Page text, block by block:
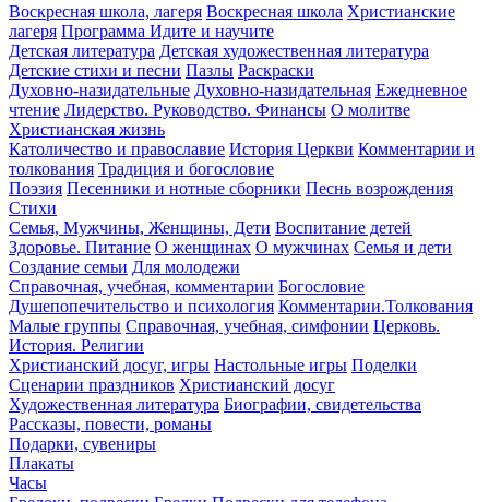
Воскресная школа, лагеря Воскресная школа Христианские
лагеря Программа Идите и научите
Детская литература Детская художественная литература
Детские стихи и песни Пазлы Раскраски
Духовно-назидательные Духовно-назидательная Ежедневное
чтение Лидерство. Руководство. Финансы О молитве
Христианская жизнь
Католичество и православие История Церкви Комментарии и
толкования Традиция и богословие
Поэзия Песенники и нотные сборники Песнь возрождения
Стихи
Семья, Мужчины, Женщины, Дети Воспитание детей
Здоровье. Питание О женщинах О мужчинах Семья и дети
Создание семьи Для молодежи
Справочная, учебная, комментарии Богословие
Душепопечительство и психология Комментарии.Толкования
Малые группы Справочная, учебная, симфонии Церковь.
История. Религии
Христианский досуг, игры Настольные игры Поделки
Сценарии праздников Христианский досуг
Художественная литература Биографии, свидетельства
Рассказы, повести, романы
Подарки, сувениры
Плакаты
Часы